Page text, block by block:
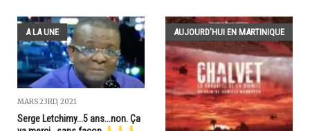
A LA UNE
MARS 23RD, 2021
Serge Letchimy...5 ans...non. Ça
AUJOURD'HUI EN MARTINIQUE